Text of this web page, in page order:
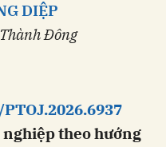
DIỆP
Đông
theo hướng